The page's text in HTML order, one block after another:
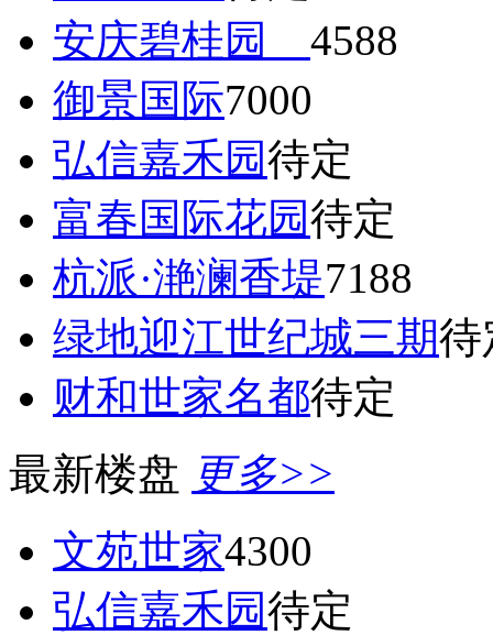
安庆碧桂园 4588
御景国际7000
弘信嘉禾园待定
富春国际花园待定
杭派·滟澜香堤7188
绿地迎江世纪城三期待
财和世家名都待定
最新楼盘 更多>>
文苑世家4300
弘信嘉禾园待定